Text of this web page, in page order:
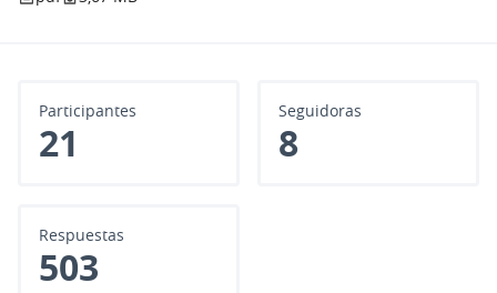
electrónico:soportemail.defensoria@gmail.com
Participantes
21
Seguidoras
8
Respuestas
503